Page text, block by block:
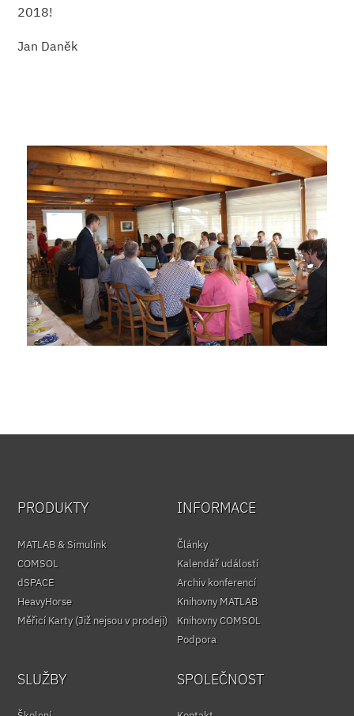
2018!
Jan Daněk
PRODUKTY
MATLAB & Simulink
COMSOL
dSPACE
HeavyHorse
Měřicí Karty (Již nejsou v prodeji)
INFORMACE
Články
Kalendář událostí
Archiv konferencí
Knihovny MATLAB
Knihovny COMSOL
Podpora
SLUŽBY SPOLEČNOST